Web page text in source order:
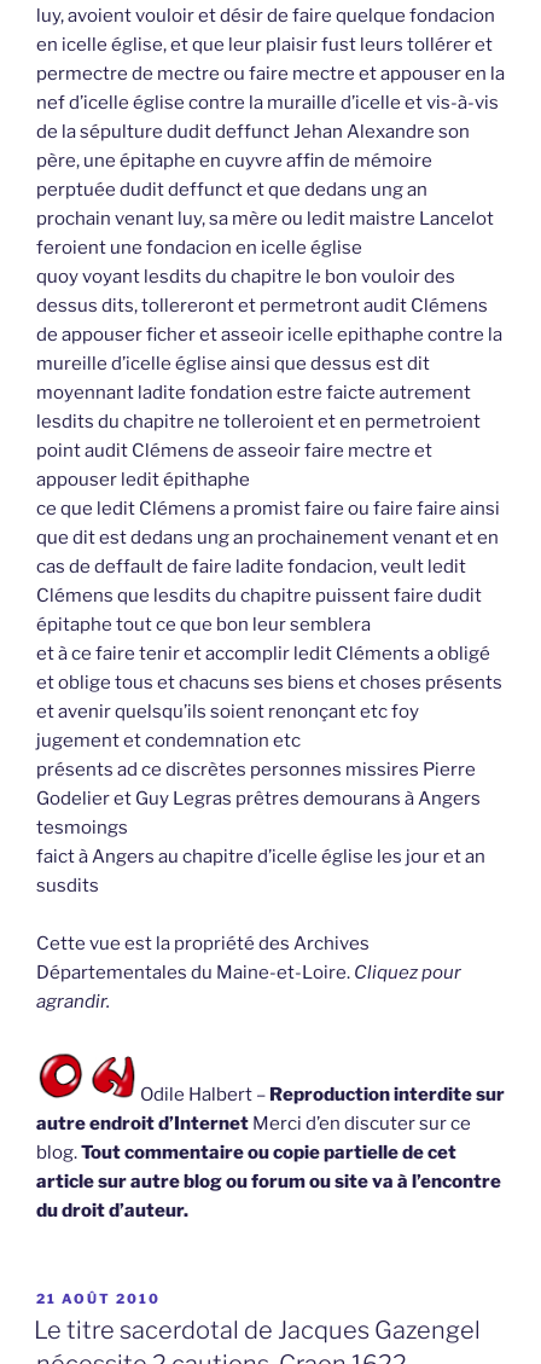
luy, avoient vouloir et désir de faire quelque fondacion
en icelle église, et que leur plaisir fust leurs tollérer et
permectre de mectre ou faire mectre et appouser en la
nef d’icelle église contre la muraille d’icelle et vis-à-vis
de la sépulture dudit deffunct Jehan Alexandre son
père, une épitaphe en cuyvre affin de mémoire
perptuée dudit deffunct et que dedans ung an
prochain venant luy, sa mère ou ledit maistre Lancelot
feroient une fondacion en icelle église
quoy voyant lesdits du chapitre le bon vouloir des
dessus dits, tollereront et permetront audit Clémens
de appouser ficher et asseoir icelle epithaphe contre la
mureille d’icelle église ainsi que dessus est dit
moyennant ladite fondation estre faicte autrement
lesdits du chapitre ne tolleroient et en permetroient
point audit Clémens de asseoir faire mectre et
appouser ledit épithaphe
ce que ledit Clémens a promist faire ou faire faire ainsi
que dit est dedans ung an prochainement venant et en
cas de deffault de faire ladite fondacion, veult ledit
Clémens que lesdits du chapitre puissent faire dudit
épitaphe tout ce que bon leur semblera
et à ce faire tenir et accomplir ledit Cléments a obligé
et oblige tous et chacuns ses biens et choses présents
et avenir quelsqu’ils soient renonçant etc foy
jugement et condemnation etc
présents ad ce discrètes personnes missires Pierre
Godelier et Guy Legras prêtres demourans à Angers
tesmoings
faict à Angers au chapitre d’icelle église les jour et an
susdits
Cette vue est la propriété des Archives
Départementales du Maine-et-Loire. Cliquez pour
agrandir.
Odile Halbert – Reproduction interdite sur
autre endroit d’Internet Merci d’en discuter sur ce
blog.Tout commentaire ou copie partielle de cet
article sur autre blog ou forum ou site va à l’encontre
du droit d’auteur.
PUBLIÉ
LE
21 AOÛT 2010
Le titre sacerdotal de Jacques Gazengel